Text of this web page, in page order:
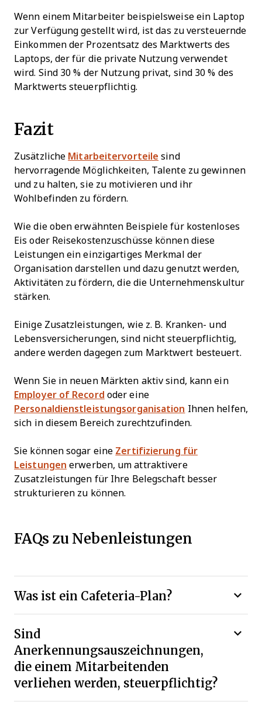
Wenn einem Mitarbeiter beispielsweise ein Laptop
zur Verfügung gestellt wird, ist das zu versteuernde
Einkommen der Prozentsatz des Marktwerts des
Laptops, der für die private Nutzung verwendet
wird. Sind 30 % der Nutzung privat, sind 30 % des
Marktwerts steuerpflichtig.
Fazit
Zusätzliche Mitarbeitervorteile sind
hervorragende Möglichkeiten, Talente zu gewinnen
und zu halten, sie zu motivieren und ihr
Wohlbefinden zu fördern.
Wie die oben erwähnten Beispiele für kostenloses
Eis oder Reisekostenzuschüsse können diese
Leistungen ein einzigartiges Merkmal der
Organisation darstellen und dazu genutzt werden,
Aktivitäten zu fördern, die die Unternehmenskultur
stärken.
Einige Zusatzleistungen, wie z. B. Kranken- und
Lebensversicherungen, sind nicht steuerpflichtig,
andere werden dagegen zum Marktwert besteuert.
Wenn Sie in neuen Märkten aktiv sind, kann ein
Employer of Record oder eine
Personaldienstleistungsorganisation Ihnen helfen,
sich in diesem Bereich zurechtzufinden.
Sie können sogar eine Zertifizierung für
Leistungen erwerben, um attraktivere
Zusatzleistungen für Ihre Belegschaft besser
strukturieren zu können.
FAQs zu Nebenleistungen
Was ist ein Cafeteria-Plan?
Sind
Anerkennungsauszeichnungen,
die einem Mitarbeitenden
verliehen werden, steuerpflichtig?